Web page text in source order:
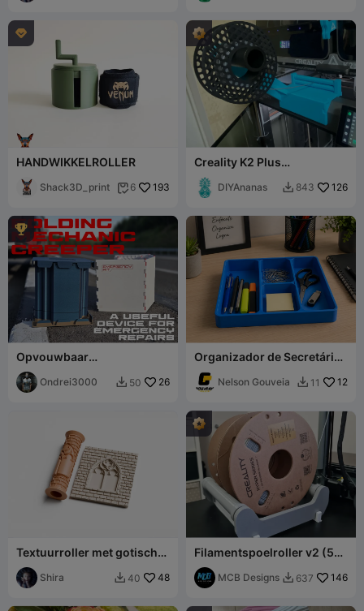

HANDWIKKELROLLER
Shack3D_print  6 193
Creality K2 Plus
Topgemonteerde
Spoelhouder voor TPU
DIYAnanas  843 126

Opvouwbaar
Monteurskruipbord (Met
Doos)Ondrei3000  50 26
Organizador de Secretária
com 4 Compartimentos
Escritorio
Nelson Gouveia  11 12
Textuurroller met gotisch
venster voor aardewerk en
klei
Shira  40 48
Filamentspoelroller v2 (5
kg, 3 kg en 1 kg)
MCB Designs  637 146